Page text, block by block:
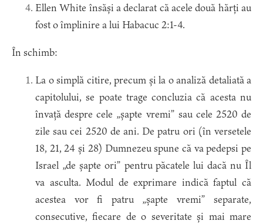
Ellen White însăși a declarat că acele două hărți au
fost o împlinire a lui Habacuc 2:1-4.
În schimb:
La o simplă citire, precum și la o analiză detaliată a
capitolului, se poate trage concluzia că acesta nu
învață despre cele „șapte vremi” sau cele 2520 de
zile sau cei 2520 de ani. De patru ori (în versetele
18, 21, 24 și 28) Dumnezeu spune că va pedepsi pe
Israel „de șapte ori” pentru păcatele lui dacă nu Îl
va asculta. Modul de exprimare indică faptul că
acestea vor fi patru „șapte vremi” separate,
consecutive, fiecare de o severitate și mai mare